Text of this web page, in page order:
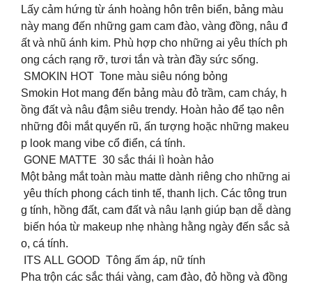
Lấy cảm hứng từ ánh hoàng hôn trên biển, bảng màu
này mang đến những gam cam đào, vàng đồng, nâu đ
ất và nhũ ánh kim. Phù hợp cho những ai yêu thích ph
ong cách rạng rỡ, tươi tắn và tràn đầy sức sống.
SMOKIN HOT Tone màu siêu nóng bỏng
Smokin Hot mang đến bảng màu đỏ trầm, cam cháy, h
ồng đất và nâu đậm siêu trendy. Hoàn hảo để tạo nên
những đôi mắt quyến rũ, ấn tượng hoặc những makeu
p look mang vibe cổ điển, cá tính.
GONE MATTE 30 sắc thái lì hoàn hảo
Một bảng mắt toàn màu matte dành riêng cho những ai
yêu thích phong cách tinh tế, thanh lịch. Các tông trun
g tính, hồng đất, cam đất và nâu lạnh giúp bạn dễ dàng
biến hóa từ makeup nhẹ nhàng hằng ngày đến sắc sả
o, cá tính.
ITS ALL GOOD Tông ấm áp, nữ tính
Pha trộn các sắc thái vàng, cam đào, đỏ hồng và đồng